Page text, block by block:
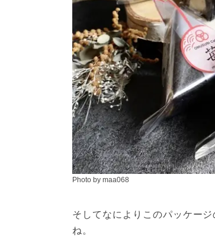
Photo by maa068
そしてなによりこのパッケー
ね。